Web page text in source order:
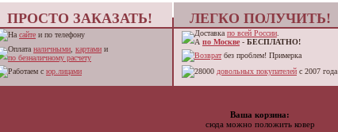
ПРОСТО ЗАКАЗАТЬ! ЛЕГКО ПОЛУЧИТЬ!
На сайте и по телефону
Оплата наличными картами и
по безналичному расчету
Работаем с юр.лицами
Доставка по всей России
А по Москве - БЕСПЛАТНО!
Возвратбез проблем! Примерка
28000 довольных покупателей с 2007 года
Ваша корзина:
сюда можно положить ковер